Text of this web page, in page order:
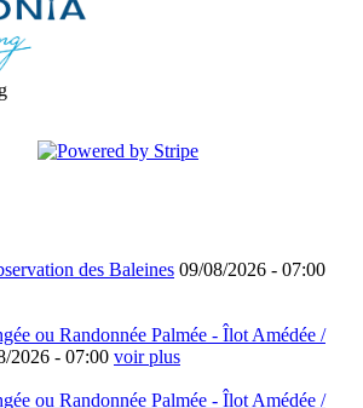
des Baleines 09/08/2026 - 07:00
ou Randonnée Palmée - Îlot Amédée /
2026 - 07:00 voir plus
ou Randonnée Palmée - Îlot Amédée /